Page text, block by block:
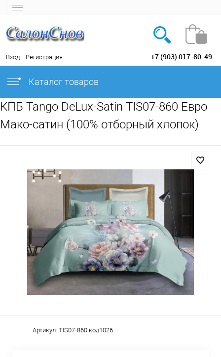
Вход Регистрация +7 (903) 017-80-49
Каталог товаров
КПБ Tango DeLux-Satin TIS07-860 Евро
Мако-сатин (100% отборный хлопок)
Артикул: TIS07-860 код1026